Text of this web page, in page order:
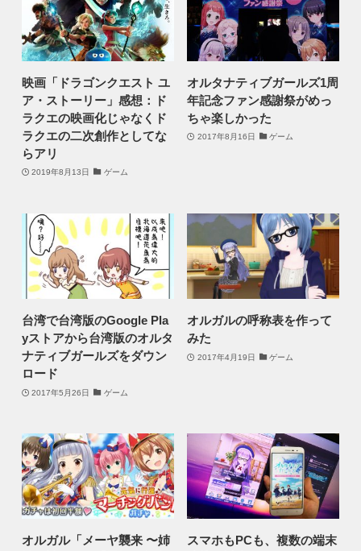
映画「ドラゴンクエスト ユ
ア・ストーリー」感想：ド
ラクエの映画化じゃなくド
ラクエの二次創作としてな
らアリ
2019年8月13日 ゲーム
オルタナティブガールズ1周
年記念ファン感謝祭がめっ
ちゃ楽しかった
2017年8月16日 ゲーム
台湾で台湾版のGoogle Pla
yストアから台湾版のオルタ
ナティブガールズをダウン
ロード
2017年5月26日 ゲーム
オルガルの呼称表を作って
みた
2017年4月19日 ゲーム
オルガル「メーヤ襲来 〜姉
スマホもPCも、複数の端末